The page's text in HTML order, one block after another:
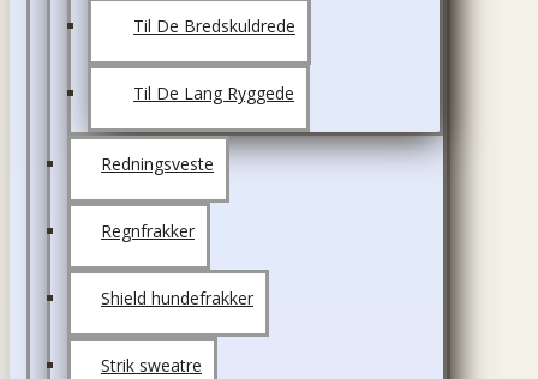
Til De Bredskuldrede
Til De Lang Ryggede
Redningsveste
Regnfrakker
Shield hundefrakker
Strik sweatre